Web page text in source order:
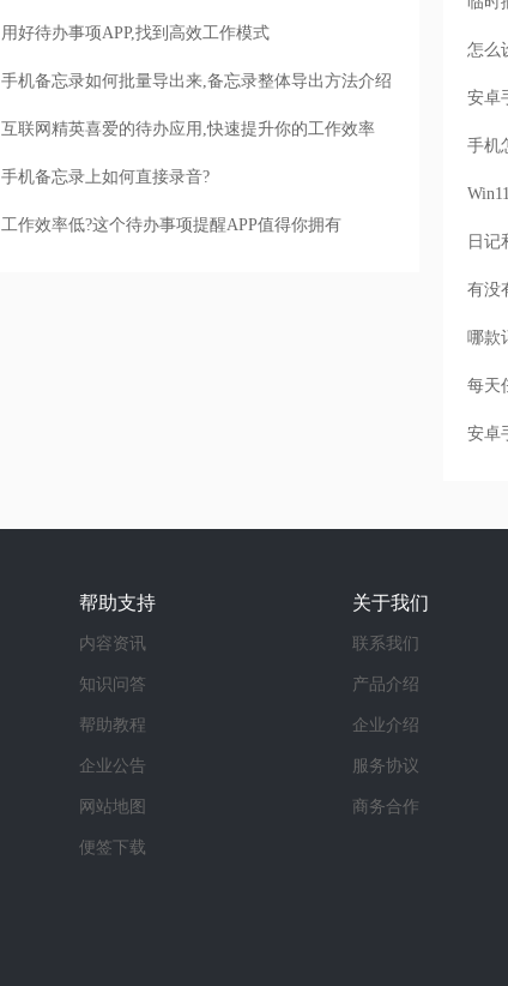
用好待办事项APP,找到高效工作模式
手机备忘录如何批量导出来,备忘录整体导出方法介绍
互联网精英喜爱的待办应用,快速提升你的工作效率
手机备忘录上如何直接录音?
工作效率低?这个待办事项提醒APP值得你拥有
怎么
手机
每天
安卓
帮助支持
内容资讯
知识问答
帮助教程
企业公告
网站地图
便签下载
关于我们
联系我们
产品介绍
企业介绍
服务协议
商务合作